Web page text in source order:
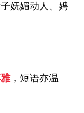
妩媚动人、娉
，短语亦温